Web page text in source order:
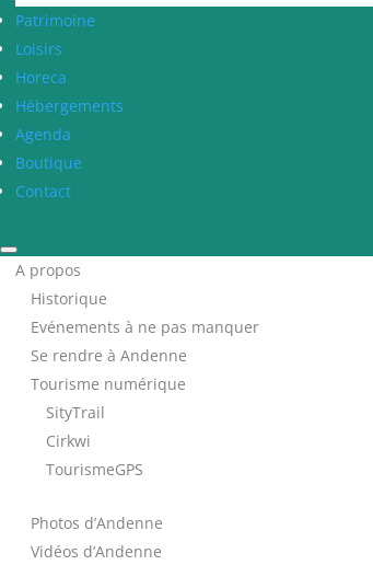
Patrimoine
Loisirs
Horeca
Hébergements
Agenda
Boutique
Contact
A propos
Historique
Evénements à ne pas manquer
Se rendre à Andenne
Tourisme numérique
SityTrail
Cirkwi
TourismeGPS
Photos d’Andenne
Vidéos d’Andenne